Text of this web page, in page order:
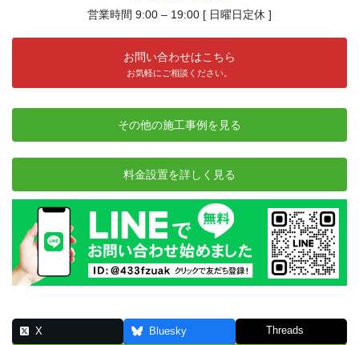
営業時間 9:00 – 19:00 [ 日曜日定休 ]
お問い合わせはこちら
お気軽にご相談ください。
その他の施工事例を見る
料金設置を詳しく見る
X Bluesky Threads